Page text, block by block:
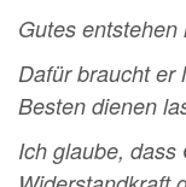
Gutes entstehen
Dafür braucht er
Besten dienen
Ich glaube, dass